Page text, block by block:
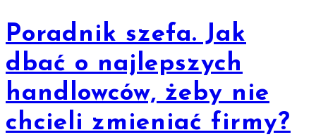
Poradnik szefa. Jak
dbać o najlepszych
handlowców, żeby nie
chcieli zmieniać firmy?